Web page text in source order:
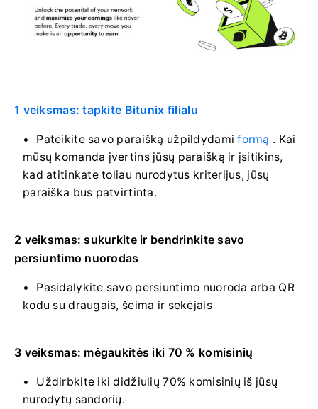
1 veiksmas: tapkite Bitunix filialu
Pateikite savo paraišką užpildydamiformą . Kai
mūsų komanda įvertins jūsų paraišką ir įsitikins,
kad atitinkate toliau nurodytus kriterijus, jūsų
paraiška bus patvirtinta.
2 veiksmas: sukurkite ir bendrinkite savo
persiuntimo nuorodas
Pasidalykite savo persiuntimo nuoroda arba QR
kodu su draugais, šeima ir sekėjais
3 veiksmas: mėgaukitės iki 70 % komisinių
Uždirbkite iki didžiulių 70% komisinių iš jūsų
nurodytų sandorių.